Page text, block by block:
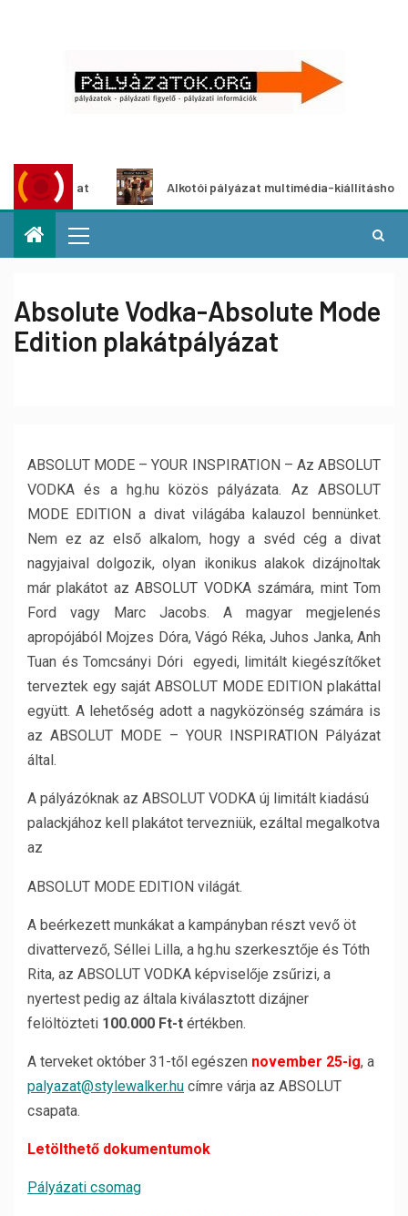
Alkotói pályázat multimédia-kiállításhoz
Absolute Vodka-Absolute Mode
Edition plakátpályázat
ABSOLUT MODE – YOUR INSPIRATION – Az ABSOLUT
VODKA és a hg.hu közös pályázata. Az ABSOLUT
MODE EDITION a divat világába kalauzol bennünket.
Nem ez az első alkalom, hogy a svéd cég a divat
nagyjaival dolgozik, olyan ikonikus alakok dizájnoltak
már plakátot az ABSOLUT VODKA számára, mint Tom
Ford vagy Marc Jacobs. A magyar megjelenés
apropójából Mojzes Dóra, Vágó Réka, Juhos Janka, Anh
Tuan és Tomcsányi Dóri egyedi, limitált kiegészítőket
terveztek egy saját ABSOLUT MODE EDITION plakáttal
együtt. A lehetőség adott a nagyközönség számára is
az ABSOLUT MODE – YOUR INSPIRATION Pályázat
által.
A pályázóknak az ABSOLUT VODKA új limitált kiadású
palackjához kell plakátot tervezniük, ezáltal megalkotva
az
ABSOLUT MODE EDITION világát.
A beérkezett munkákat a kampányban részt vevő öt
divattervező, Séllei Lilla, a hg.hu szerkesztője és Tóth
Rita, az ABSOLUT VODKA képviselője zsűrizi, a
nyertest pedig az általa kiválasztott dizájner
felöltözteti 100.000 Ft-t értékben.
A terveket október 31-től egészen november 25-ig, a
palyazat@stylewalker.hu címre várja az ABSOLUT
csapata.
Letölthető dokumentumok
Pályázati csomag